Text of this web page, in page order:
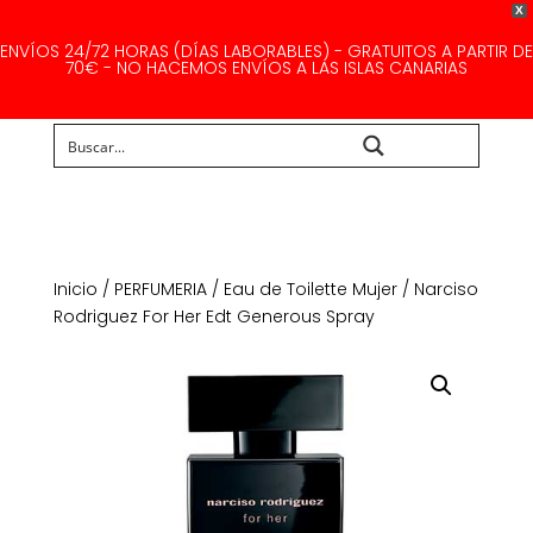
X
ENVÍOS 24/72 HORAS (DÍAS LABORABLES) - GRATUITOS A PARTIR DE
70€ - NO HACEMOS ENVÍOS A LAS ISLAS CANARIAS
Inicio / PERFUMERIA/ Eau de Toilette Mujer/ Narciso
Rodriguez For Her Edt Generous Spray